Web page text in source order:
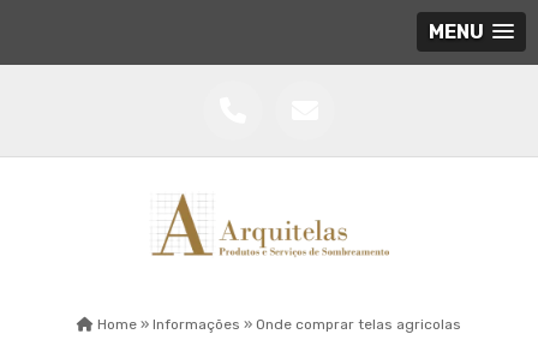
MENU
Home » Informações » Onde comprar telas agricolas